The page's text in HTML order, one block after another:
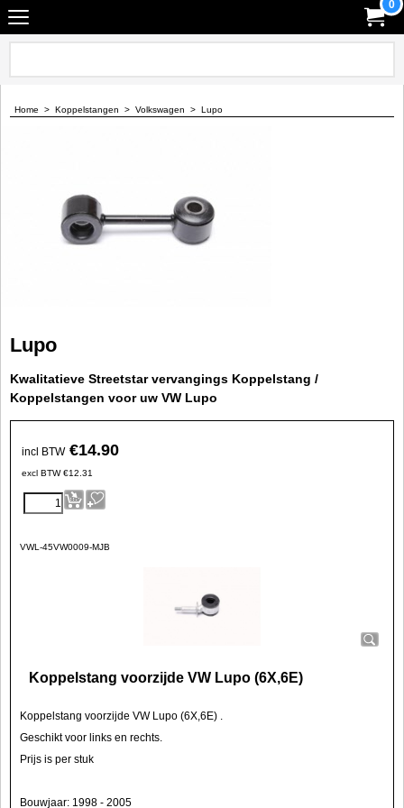
0
Home > Koppelstangen > Volkswagen > Lupo
Lupo
Kwalitatieve Streetstar vervangings Koppelstang /
Koppelstangen voor uw VW Lupo
incl BTW €14.90
excl BTW €12.31
VWL-45VW0009-MJB
Koppelstang voorzijde VW Lupo (6X,6E)
Koppelstang voorzijde VW Lupo (6X,6E) .
Geschikt voor links en rechts.
Prijs is per stuk
Bouwjaar: 1998 - 2005